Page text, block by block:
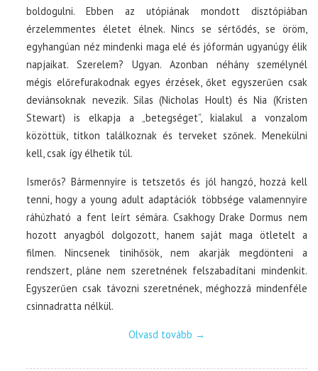
boldogulni. Ebben az utópiának mondott disztópiában
érzelemmentes életet élnek. Nincs se sértődés, se öröm,
egyhangúan néz mindenki maga elé és jóformán ugyanúgy élik
napjaikat. Szerelem? Ugyan. Azonban néhány személynél
mégis előrefurakodnak egyes érzések, őket egyszerűen csak
deviánsoknak nevezik. Silas (Nicholas Hoult) és Nia (Kristen
Stewart) is elkapja a „betegséget”, kialakul a vonzalom
közöttük, titkon találkoznak és terveket szőnek. Menekülni
kell, csak így élhetik túl.
Ismerős? Bármennyire is tetszetős és jól hangzó, hozzá kell
tenni, hogy a young adult adaptációk többsége valamennyire
ráhúzható a fent leírt sémára. Csakhogy Drake Dormus nem
hozott anyagból dolgozott, hanem saját maga ötletelt a
filmen. Nincsenek tinihősök, nem akarják megdönteni a
rendszert, pláne nem szeretnének felszabadítani mindenkit.
Egyszerűen csak távozni szeretnének, méghozzá mindenféle
csinnadratta nélkül.
Olvasd tovább →